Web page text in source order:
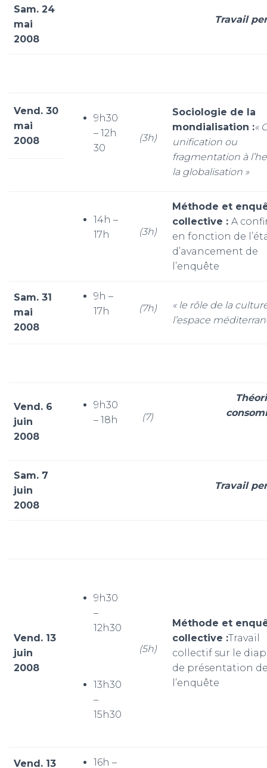
Sam. 24
mai
2008
Travail
Vend. 30
mai
2008
9h30
– 12h
30
(3h)
Sociologie de la
mondialisation :«
unification ou
fragmentation à
la globalisation »
14h –
17h
(3h)
Méthode et
collective : A
en fonction de
d’avancement de
l’enquête
Sam. 31
mai
2008
9h –
17h
(7h)
« le rôle de la
l’espace
Vend. 6
juin
2008
9h30
– 18h
(7)
Sam. 7
juin
2008
Travail
Vend. 13
juin
2008
9h30
–
12h30
13h30
–
15h30
(5h)
Méthode et
collective :Travail
collectif sur le
de présentation
l’enquête
Vend. 13 16h –